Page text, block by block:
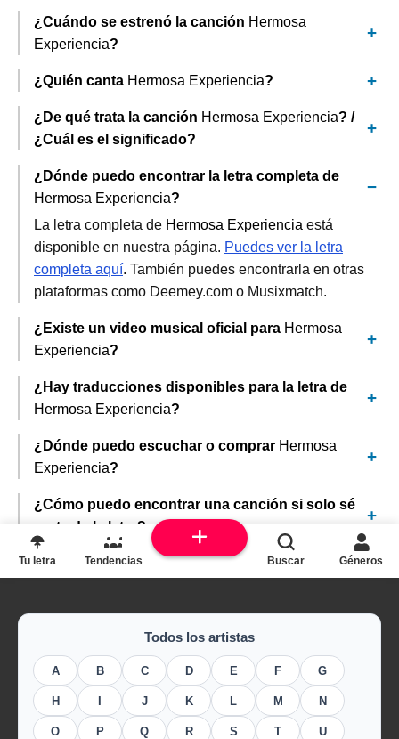
¿Cuándo se estrenó la canción Hermosa
Experiencia?
¿Quién canta Hermosa Experiencia?
¿De qué trata la canción Hermosa Experiencia? /
¿Cuál es el significado?
¿Dónde puedo encontrar la letra completa de
Hermosa Experiencia?
La letra completa de Hermosa Experiencia está
disponible en nuestra página. Puedes ver la letra
completa aquí. También puedes encontrarla en otras
plataformas como Deemey.com o Musixmatch.
¿Existe un video musical oficial para Hermosa
Experiencia?
¿Hay traducciones disponibles para la letra de
Hermosa Experiencia?
¿Dónde puedo escuchar o comprar Hermosa
Experiencia?
¿Cómo puedo encontrar una canción si solo sé
parte de la letra?
Todos los artistas
A B C D E F G
H J K L M N
O P Q R S T U
Tu letra Tendencias Buscar Géneros